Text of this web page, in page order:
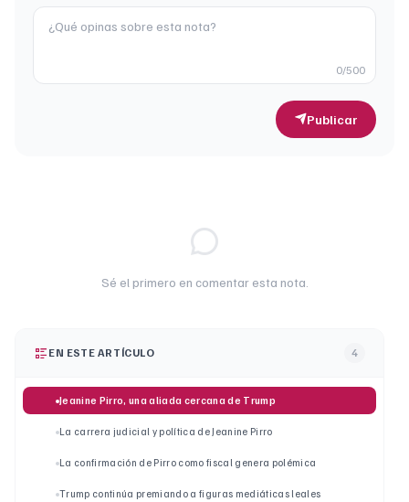
0/500
Publicar
Sé el primero en comentar esta nota.
EN ESTE ARTÍCULO 4
Jeanine Pirro, una aliada cercana de Trump
La carrera judicial y política de Jeanine Pirro
La confirmación de Pirro como fiscal genera polémica
Trump continúa premiando a figuras mediáticas leales